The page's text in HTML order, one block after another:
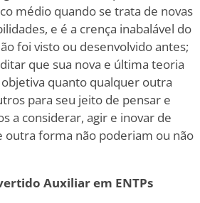
médio quando se trata de novas
e é a crença inabalável do
foi visto ou desenvolvido antes;
que sua nova e última teoria
quanto qualquer outra
para seu jeito de pensar e
a considerar, agir e inovar de
outra forma não poderiam ou não
Auxiliar em ENTPs